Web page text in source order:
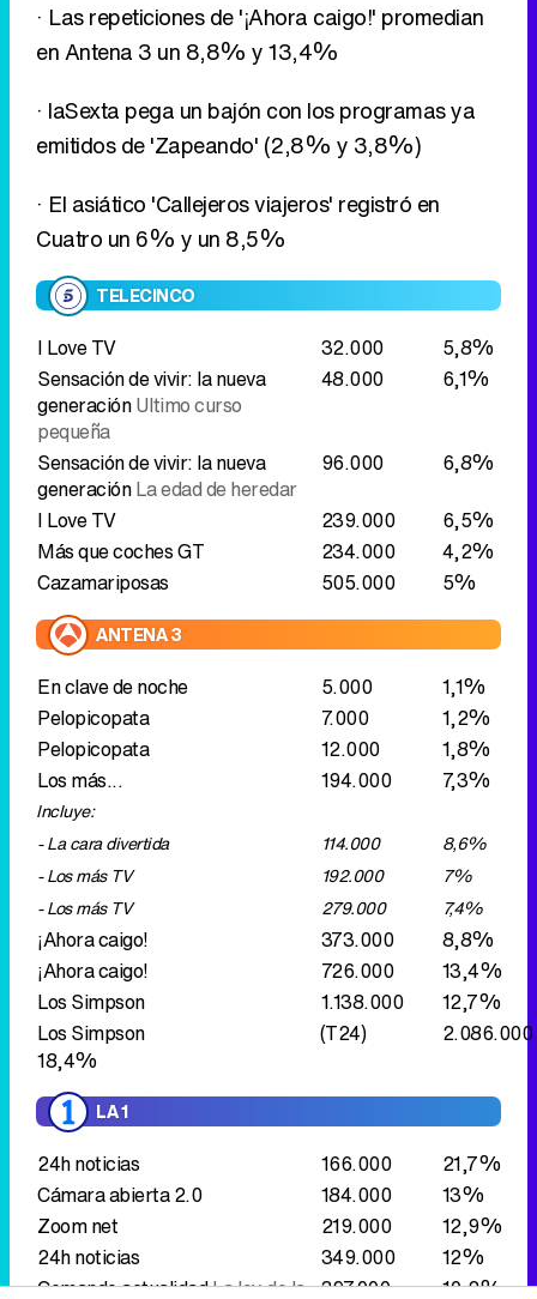
· Las repeticiones de '¡Ahora caigo!' promedian
en Antena 3 un 8,8% y 13,4%
· laSexta pega un bajón con los programas ya
emitidos de 'Zapeando' (2,8% y 3,8%)
· El asiático 'Callejeros viajeros' registró en
Cuatro un 6% y un 8,5%
TELECINCO
I Love TV 32.000
5,8%
Sensación de vivir: la nueva
generaciónUltimo curso
pequeña
48.000 6,1%
Sensación de vivir: la nueva
generaciónLa edad de heredar
96.000
6,8%
I Love TV
239.000
6,5%
Más que coches GT
234.000
4,2%
Cazamariposas
505.000 5%
ANTENA 3
En clave de noche 5.000
1,1%
Pelopicopata
7.000
1,2%
Pelopicopata
12.000
1,8%
Los más...
194.000 7,3%
Incluye:
- La cara divertida
114.000
8,6%
- Los más TV
192.000
7%
- Los más TV
279.000 7,4%
¡Ahora caigo! 373.000
8,8%
¡Ahora caigo!
726.000
13,4%
Los Simpson
1.138.000
12,7%
Los Simpson
(T24)
2.086.000
18,4%
LA 1
24h noticias 166.000
21,7%
Cámara abierta 2.0
184.000
13%
Zoom net
219.000
12,9%
24h noticias
349.000
12%
Comando actualidadLa ley de la 397.000 10,2%